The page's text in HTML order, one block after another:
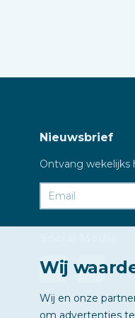
Nieuwsbrief
Ontvang wekelijks
Wij
Wij en onze
om advertenties